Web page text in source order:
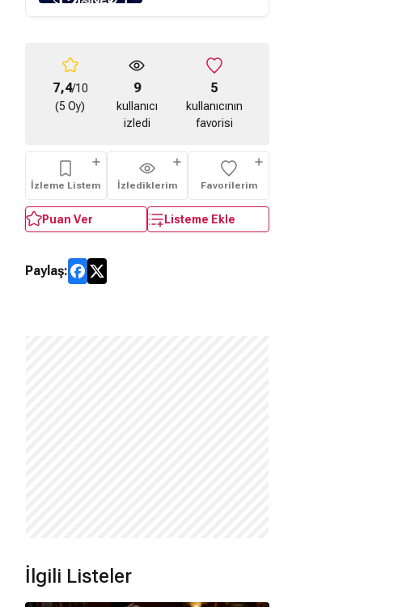
7,4/10
(5 Oy)
9
kullanıcı
izledi
5
kullanıcının
favorisi
İzleme Listem İzlediklerim Favorilerim
Puan Ver Listeme Ekle
Paylaş:
İlgili Listeler